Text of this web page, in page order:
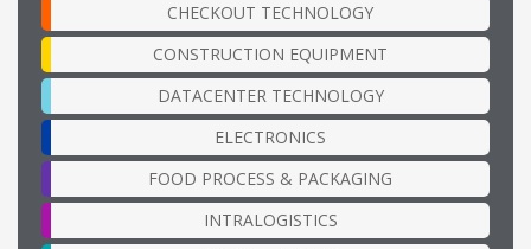
CHECKOUT TECHNOLOGY
CONSTRUCTION EQUIPMENT
DATACENTER TECHNOLOGY
ELECTRONICS
FOOD PROCESS & PACKAGING
INTRALOGISTICS